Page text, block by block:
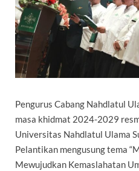
Pengurus Cabang Nahdlatul
masa khidmat 2024-2029
Universitas Nahdlatul Ulama
Pelantikan mengusung tema
Mewujudkan Kemaslahatan